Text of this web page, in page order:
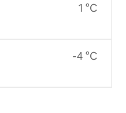
1 °C
-4 °C